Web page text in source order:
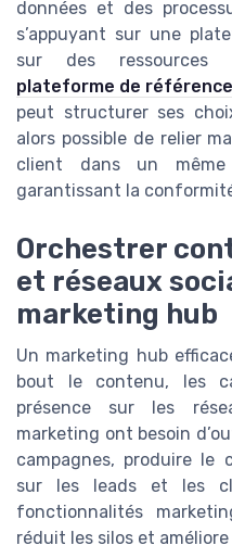
données et des
s’appuyant sur une
sur des ressources
plateforme de
peut structurer ses
alors possible de relier
client dans un
garantissant la
Orchestrer
et réseaux
marketing hub
Un marketing hub
bout le contenu, les
présence sur les
marketing ont besoin
campagnes, produire le
sur les leads et les
fonctionnalités
réduit les silos et